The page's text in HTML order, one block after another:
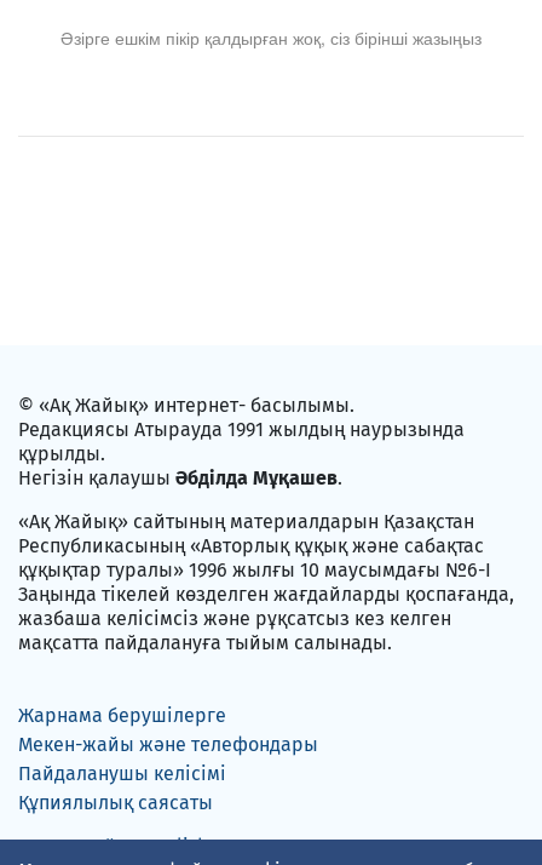
Әзірге ешкім пікір қалдырған жоқ, сіз бірінші жазыңыз
© «Ақ Жайық» интернет- басылымы.
Редакциясы Атырауда 1991 жылдың наурызында
құрылды.
Негізін қалаушы Әбділда Мұқашев.
«Ақ Жайық» сайтының материалдарын Қазақстан
Республикасының «Авторлық құқық және сабақтас
құқықтар туралы» 1996 жылғы 10 маусымдағы №6-I
Заңында тікелей көзделген жағдайларды қоспағанда,
жазбаша келісімсіз және рұқсатсыз кез келген
мақсатта пайдалануға тыйым салынады.
Жарнама берушілерге
Мекен-жайы және телефондары
Пайдаланушы келісімі
Құпиялылық саясаты
Русский
English